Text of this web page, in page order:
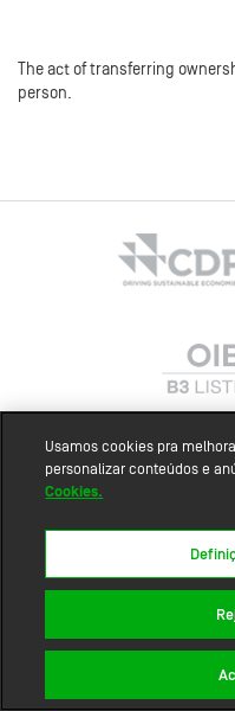
The act of transferring
person.
Usamos cookies pra
personalizar conteúdos e
Cookies.